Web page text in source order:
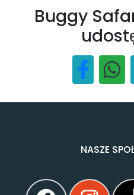
Buggy
NASZE